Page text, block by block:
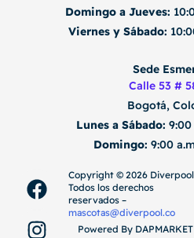
Domingo a Jueves:
Viernes y Sábado:
Sede
Calle 53 #
Bogotá,
Lunes a Sábado: 9:00
Domingo: 9:00
F
a
c
I
n
s
T
i
k
Copyright ©️ 2026
Todos los derechos
reservados –
mascotas@diverpool.co
Powered By DAPMARKET